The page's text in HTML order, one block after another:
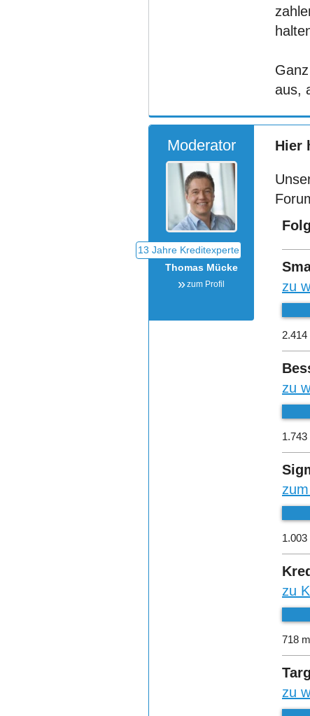
aus,
Moderator
Thomas Mücke
zum Profil
Hier
zu
zu
zu
718
zu